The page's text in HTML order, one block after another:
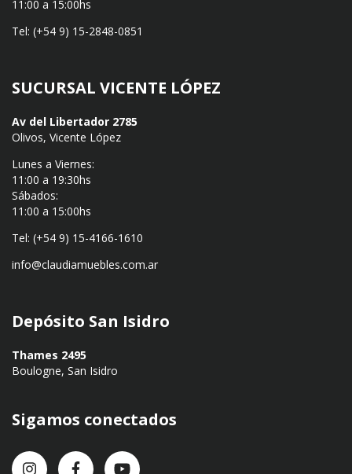
11:00 a 15:00hs
Tel: (+54 9) 15-2848-0851
SUCURSAL VICENTE LÓPEZ
Av del Libertador 2785
Olivos, Vicente López
Lunes a Viernes:
11:00 a 19:30hs
Sábados:
11:00 a 15:00hs
Tel: (+54 9) 15-4166-1610
info@claudiamuebles.com.ar
Depósito San Isidro
Thames 2495
Boulogne, San Isidro
Sigamos conectados